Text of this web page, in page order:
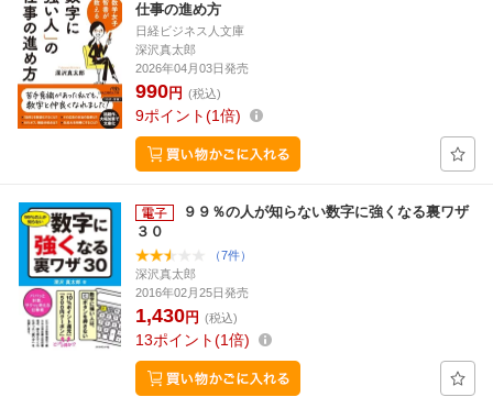
仕事の進め方
日経ビジネス人文庫
深沢真太郎
2026年04月03日発売
990円 (税込)
9ポイント 1倍
９９％の人が知らない数字に強くなる裏ワザ
３０
（7件）
深沢真太郎
2016年02月25日発売
1,430円 (税込)
13ポイント 1倍